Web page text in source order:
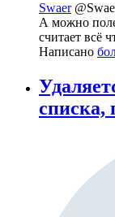
Swaer
А можно
считает всё
Написано
списка,